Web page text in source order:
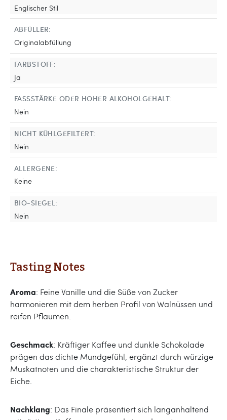
Englischer Stil
ABFÜLLER:
Originalabfüllung
FARBSTOFF:
Ja
FASSSTÄRKE ODER HOHER ALKOHOLGEHALT:
Nein
NICHT KÜHLGEFILTERT:
Nein
ALLERGENE:
Keine
BIO-SIEGEL:
Nein
Tasting Notes
Aroma: Feine Vanille und die Süße von Zucker
harmonieren mit dem herben Profil von Walnüssen und
reifen Pflaumen.
Geschmack: Kräftiger Kaffee und dunkle Schokolade
prägen das dichte Mundgefühl, ergänzt durch würzige
Muskatnoten und die charakteristische Struktur der
Eiche.
Nachklang: Das Finale präsentiert sich langanhaltend